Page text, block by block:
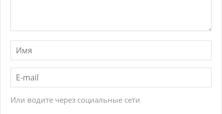
Или водите через социальные сети